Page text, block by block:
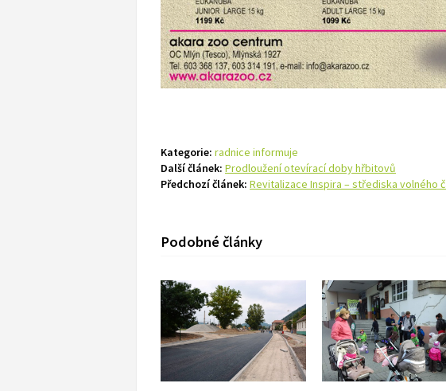
Kategorie: radnice informuje
Další článek: Prodloužení otevírací doby hřbitovů
Předchozí článek: Revitalizace Inspira – střediska volného
Podobné články